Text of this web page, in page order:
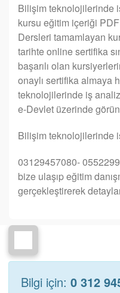
Bilişim teknolojilerinde
kursu eğitim içeriği
Dersleri tamamlayan
tarihte online sertifika
başarılı olan
onaylı sertifika almaya
teknolojilerinde iş
e-Devlet üzerinde
Bilişim teknolojilerinde
03129457080-
bize ulaşıp eğitim
gerçekleştirerek
Bilgi için: 0 312